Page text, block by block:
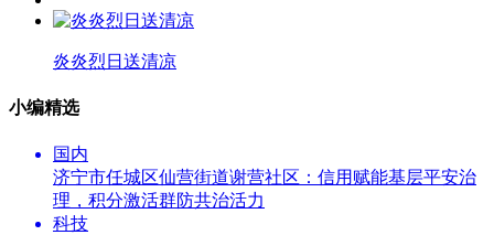
炎炎烈日送清凉
小编精选
国内
济宁市任城区仙营街道谢营社区：信用赋能基层平安治
理，积分激活群防共治活力
科技